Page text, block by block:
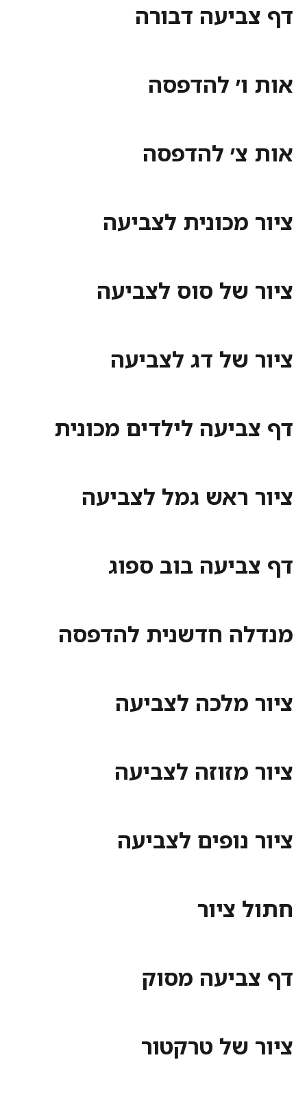
דבורה
להדפסה
להדפסה
מכונית לצביעה
של סוס לצביעה
של דג לצביעה
לילדים מכונית
ראש גמל לצביעה
בוב ספוג
חדשנית להדפסה
מלכה לצביעה
מזוזה לצביעה
נופים לצביעה
ציור
מסוק
של טרקטור